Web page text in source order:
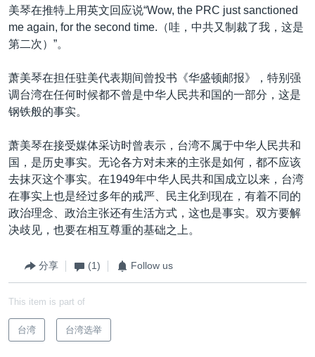
美琴在推特上用英文回应说“Wow, the PRC just sanctioned
me again, for the second time.（哇，中共又制裁了我，这是
第二次）”。
萧美琴在担任驻美代表期间曾投书《华盛顿邮报》，特别强
调台湾在任何时候都不曾是中华人民共和国的一部分，这是
钢铁般的事实。
萧美琴在接受媒体采访时曾表示，台湾不属于中华人民共和
国，是历史事实。无论各方对未来的主张是如何，都不应该
去抹灭这个事实。在1949年中华人民共和国成立以来，台湾
在事实上也是经过多年的戒严、民主化到现在，有着不同的
政治理念、政治主张还有生活方式，这也是事实。双方要解
决歧见，也要在相互尊重的基础之上。
分享 (1) Follow us
This item is part of
台湾 台湾选举